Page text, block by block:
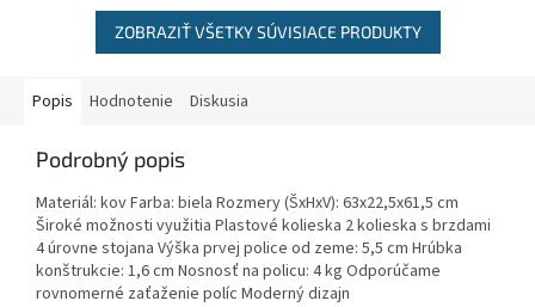
ZOBRAZIŤ VŠETKY SÚVISIACE PRODUKTY
Popis Hodnotenie Diskusia
Podrobný popis
Materiál: kov Farba: biela Rozmery (ŠxHxV): 63x22,5x61,5 cm
Široké možnosti využitia Plastové kolieska 2 kolieska s brzdami
4 úrovne stojana Výška prvej police od zeme: 5,5 cm Hrúbka
konštrukcie: 1,6 cm Nosnosť na policu: 4 kg Odporúčame
rovnomerné zaťaženie políc Moderný dizajn